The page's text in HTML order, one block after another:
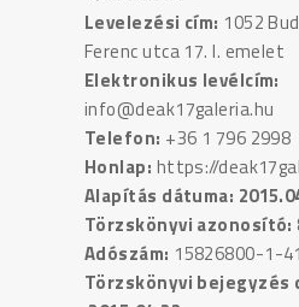
Levelezési cím: 1052
Ferenc utca 17. I. emelet
Elektronikus levélcím:
info@deak17galeria.hu
Telefon: +36 1 796 2998
Honlap: https://
Alapítás dátuma:
Törzskönyvi azonosító:
Adószám: 15826800-1-41
Törzskönyvi bejegyzés